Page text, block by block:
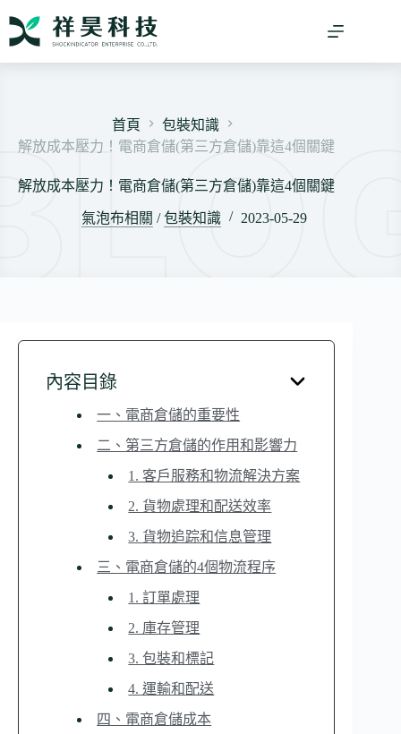
首頁
包裝知識
解放成本壓力！電商倉儲(第三方倉儲)靠這4個關鍵
解放成本壓力！電商倉儲(第三方倉儲)靠這4個關鍵
氣泡布相關 /包裝知識 2023-05-29
內容目錄
一、電商倉儲的重要性
二、第三方倉儲的作用和影響力
1. 客戶服務和物流解決方案
2. 貨物處理和配送效率
3. 貨物追踪和信息管理
三、電商倉儲的4個物流程序
1. 訂單處理
2. 庫存管理
3. 包裝和標記
4. 運輸和配送
四、電商倉儲成本